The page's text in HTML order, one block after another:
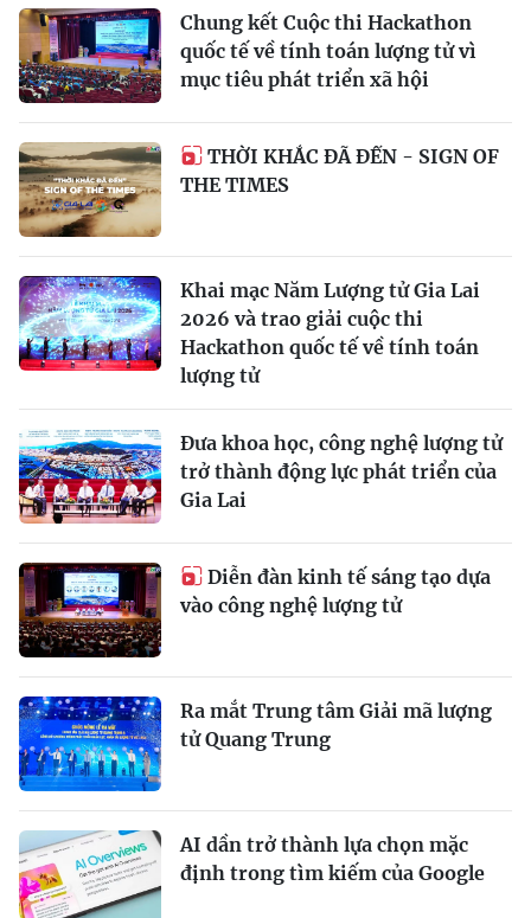
Chung kết Cuộc thi Hackathon
quốc tế về tính toán lượng tử vì
mục tiêu phát triển xã hội
THỜI KHẮC ĐÃ ĐẾN - SIGN OF
THE TIMES
Khai mạc Năm Lượng tử Gia Lai
2026 và trao giải cuộc thi
Hackathon quốc tế về tính toán
lượng tử
Đưa khoa học, công nghệ lượng tử
trở thành động lực phát triển của
Gia Lai
Diễn đàn kinh tế sáng tạo dựa
vào công nghệ lượng tử
Ra mắt Trung tâm Giải mã lượng
tử Quang Trung
AI dần trở thành lựa chọn mặc
định trong tìm kiếm của Google